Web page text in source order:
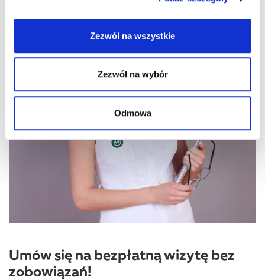
Partnerzy mogą połączyć te informacje z innymi danymi
otrzymanymi od Ciebie lub uzyskanymi podczas
korzystania z ich usług.
Zezwól na wszystkie
Zezwól na wybór
Odmowa
Umów się na bezpłatną wizytę bez
zobowiązań!